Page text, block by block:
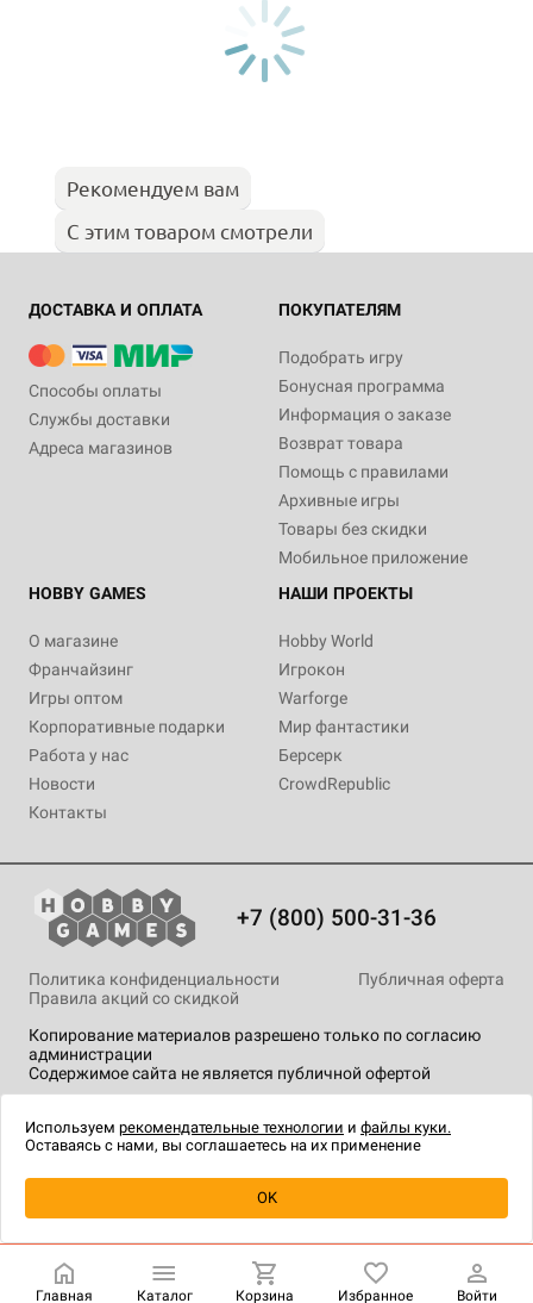
Купить
Рекомендуем вам
С этим товаром смотрели
ДОСТАВКА И ОПЛАТА
Способы оплаты
Службы доставки
Адреса магазинов
ПОКУПАТЕЛЯМ
Подобрать игру
Бонусная программа
Информация о заказе
Возврат товара
Помощь с правилами
Архивные игры
Товары без скидки
Мобильное приложение
HOBBY GAMES
О магазине
Франчайзинг
Игры оптом
Корпоративные подарки
Работа у нас
Новости
Контакты
НАШИ ПРОЕКТЫ
Hobby World
Игрокон
Warforge
Мир фантастики
Берсерк
CrowdRepublic
+7 (800) 500-31-36
Копирование материалов разрешено только по согласию
администрации
Содержимое сайта не является публичной офертой
Политика конфиденциальности
Публичная оферта
Правила акций со скидкой
технологии.
Главная Каталог Корзина Избранное Войти
Используем рекомендательные технологии и файлы куки.
Оставаясь с нами, вы соглашаетесь на их применение
OK